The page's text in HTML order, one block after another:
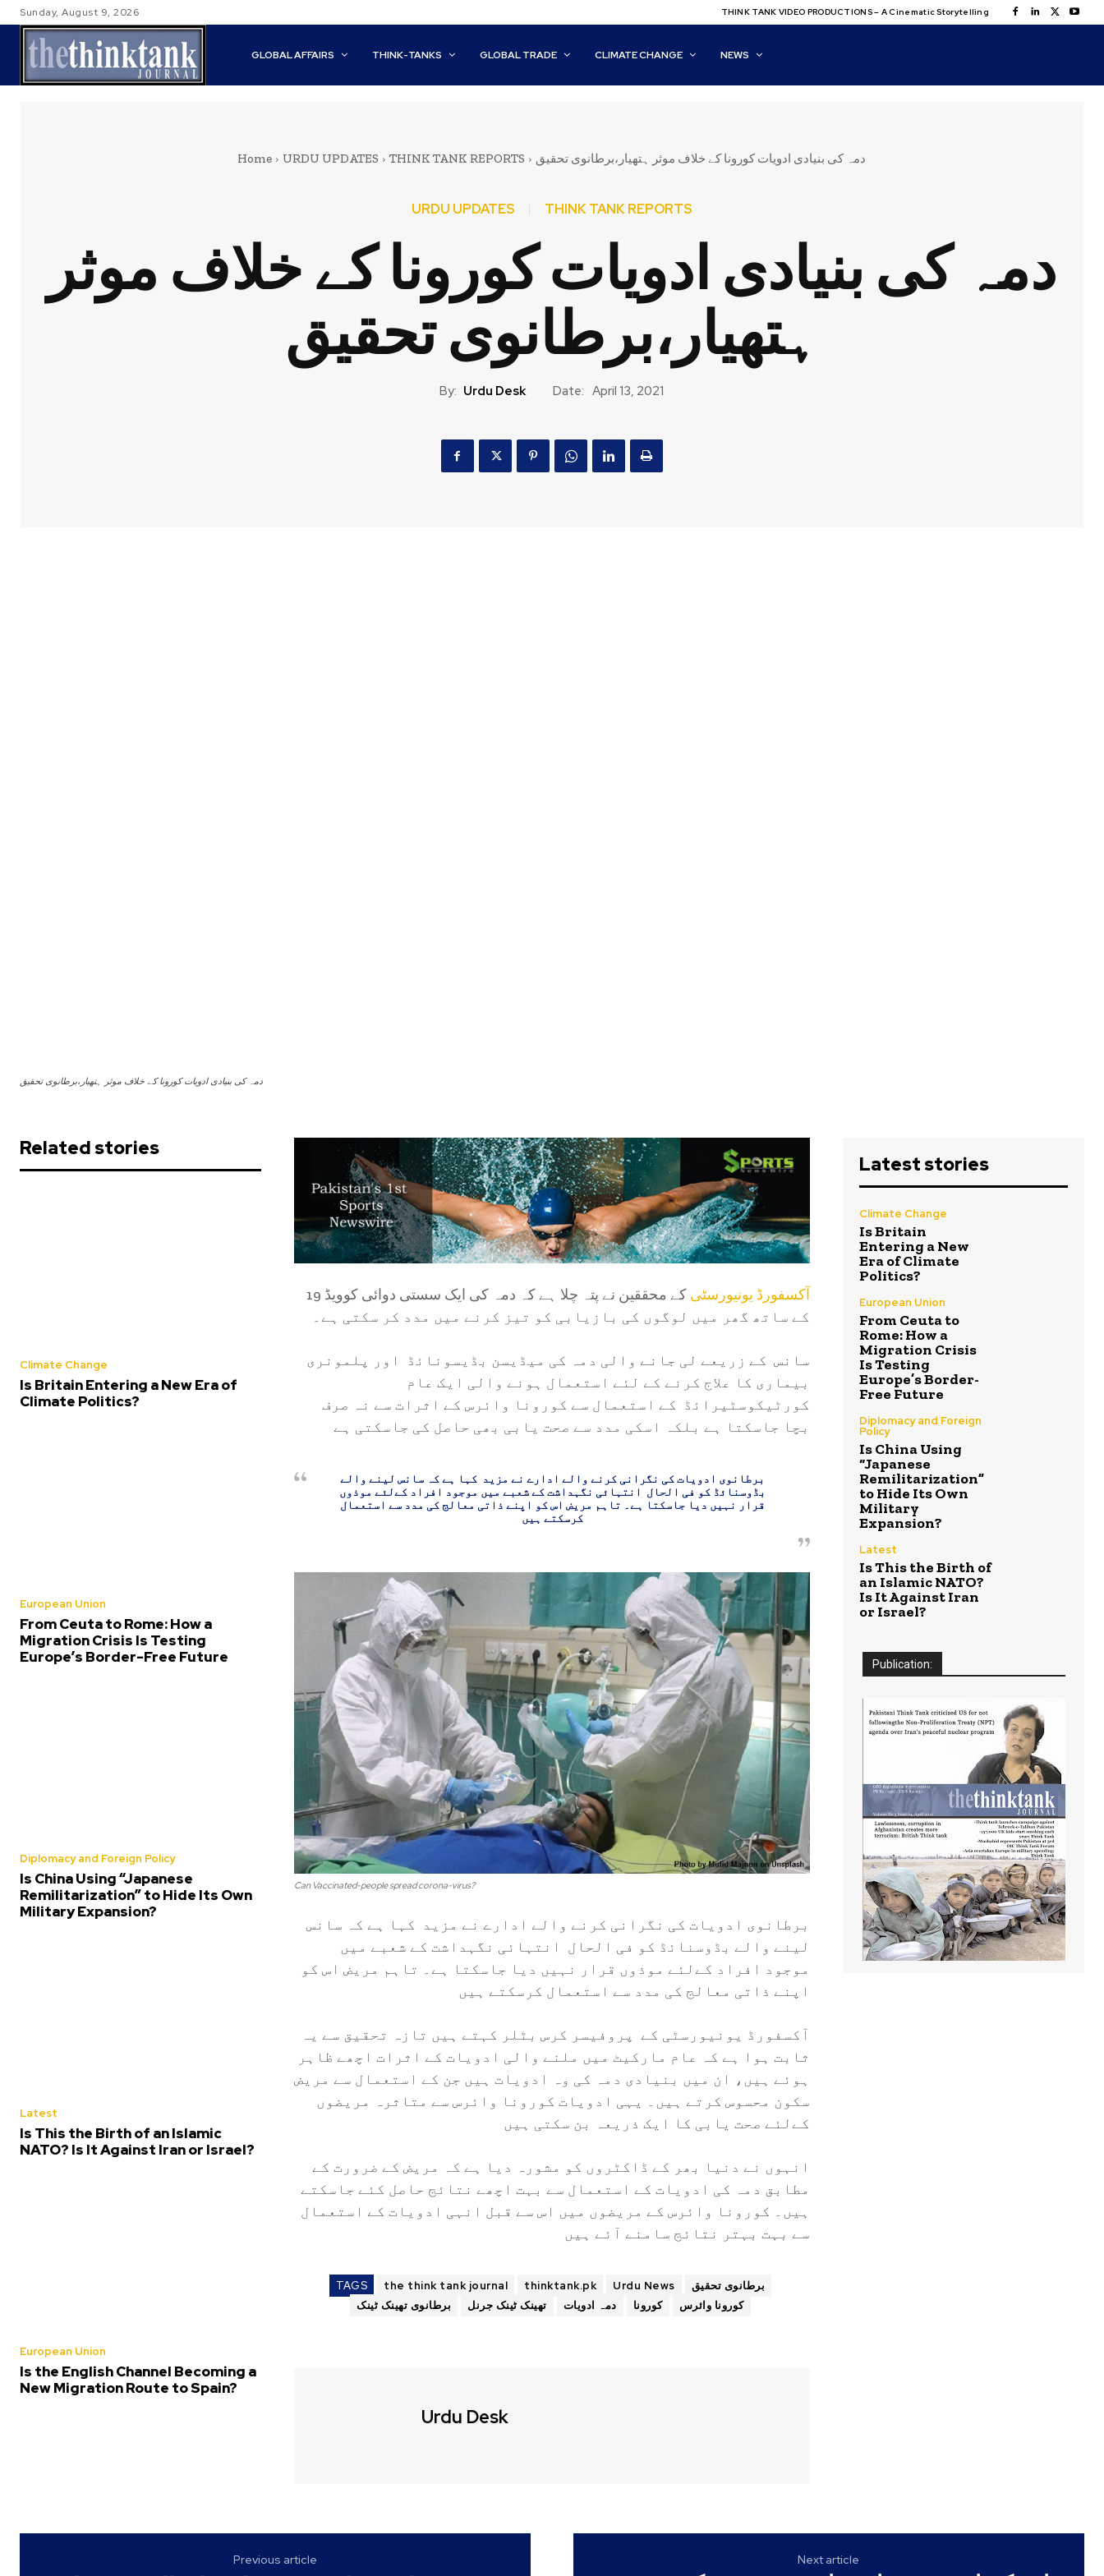
Sunday, August 9, 2026 THINK TANK VIDEO PRODUCTIONS – A Cinematic Storytelling
GLOBAL AFFAIRS THINK-TANKS GLOBAL TRADE CLIMATE CHANGE NEWS
Home URDU UPDATES THINK TANK REPORTS دمہ کی بنیادی ادویات کورونا کے خلاف موثر ہتھیار،برطانوی تحقیق
URDU UPDATES THINK TANK REPORTS
دمہ کی بنیادی ادویات کورونا کے خلاف موثر
ہتھیار،برطانوی تحقیق
By: Urdu Desk Date: April 13, 2021
دمہ کی بنیادی ادویات کورونا کے خلاف موثر ہتھیار،برطانوی تحقیق
Related stories
Climate Change
Is Britain Entering a New Era of
Climate Politics?
European Union
From Ceuta to Rome: How a
Migration Crisis Is Testing
Europe’s Border-Free Future
Diplomacy and Foreign Policy
Is China Using “Japanese
Remilitarization” to Hide Its Own
Military Expansion?
Latest
Is This the Birth of an Islamic
NATO? Is It Against Iran or Israel?
European Union
Is the English Channel Becoming a
New Migration Route to Spain?
آکسفورڈ یونیورسٹی
کے محققین نے پتہ چلا ہے کہ دمہ کی ایک سستی دوائی کوویڈ 19
کے ساتھ گھر میں لوگوں کی بازیابی کو تیز کرنے میں مدد کر سکتی ہے۔
سانس کے زریعے لی جانے والی دمہ کی میڈیسن بڈیسونائڈ اور پلمونری
بیماری کا علاج کرنے کے لئے استعمال ہونے والی ایک عام
کورٹیکوسٹیرائڈ کے استعمال سے کورونا وائرس کے اثرات سے نہ صرف
بچا جاسکتا ہے بلکہ اسکی مدد سے صحت یابی بھی حاصل کی جاسکتی ہے
برطانوی ادویات کی نگرانی کرنے والے ادارے نے مزید کہا ہے کہ سانس لینے والے
بڈوسنائڈ کو فی الحال انتہائی نگہداشت کے شعبے میں موجود افراد کےلئے موذوں
قرار نہیں دیا جاسکتا ہے۔ تاہم مریض اس کو اپنے ذاتی معالج کی مدد سے استعمال
کرسکتے ہیں
Can Vaccinated-people spread corona-virus?
برطانوی ادویات کی نگرانی کرنے والے ادارے نے مزید کہا ہے کہ سانس
لینے والے بڈوسنائڈ کو فی الحال انتہائی نگہداشت کے شعبے میں
موجود افراد کےلئے موذوں قرار نہیں دیا جاسکتا ہے۔ تاہم مریض اس کو
اپنے ذاتی معالج کی مدد سے استعمال کرسکتے ہیں
آکسفورڈ یونیورسٹی کے پروفیسر کرس بٹلر کہتے ہیں تازہ تحقیق سے یہ
ثابت ہوا ہے کہ عام مارکیٹ میں ملنے والی ادویات کے اثرات اچھے ظاہر
ہوئے ہیں، ان میں بنیادی دمہ کی وہ ادویات ہیں جن کے استعمال سے مریض
سکون محسوس کرتے ہیں۔ یہی ادویات کورونا وائرس سے متاثرہ مریضوں
کےلئے صحت یابی کا ایک ذریعہ بن سکتی ہیں
انہوں نے دنیا بھر کے ڈاکٹروں کو مشورہ دیا ہے کہ مریض کے ضرورت کے
مطابق دمہ کی ادویات کے استعمال سے بہت اچھے نتائج حاصل کئے جاسکتے
ہیں۔ کورونا وائرس کے مریضوں میں اس سے قبل انہی ادویات کے استعمال
سے بہت بہتر نتائج سامنے آئے ہیں
TAGS the think tank journal thinktank.pk Urdu News
برطانوی تحقیق
برطانوی تھینک ٹینک
تھینک ٹینک جرنل دمہ ادویات کورونا کورونا وائرس
Urdu Desk
Latest stories
Climate Change
Is Britain
Entering a New
Era of Climate
Politics?
European Union
From Ceuta to
Rome: How a
Migration Crisis
Is Testing
Europe’s Border-
Free Future
Diplomacy and Foreign
Policy
Is China Using
“Japanese
Remilitarization”
to Hide Its Own
Military
Expansion?
Latest
Is This the Birth of
an Islamic NATO?
Is It Against Iran
or Israel?
Publication:
Previous article Next article